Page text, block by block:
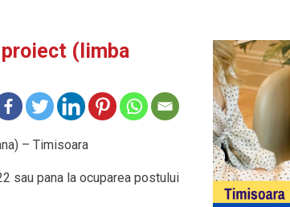
(limba
– Timisoara
sau pana la ocuparea postului